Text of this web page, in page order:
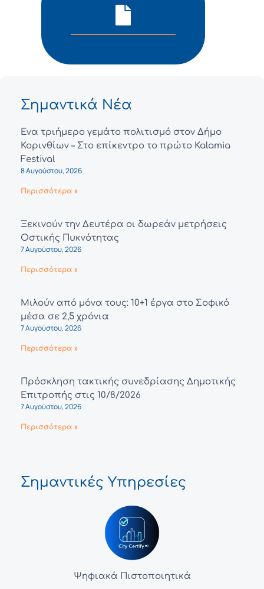
Σημαντικά Νέα
Ένα τριήμερο γεμάτο πολιτισμό στον Δήμο
Κορινθίων – Στο επίκεντρο το πρώτο Kalamia
Festival
8 Αυγούστου, 2026
Περισσότερα »
Ξεκινούν την Δευτέρα οι δωρεάν μετρήσεις
Οστικής Πυκνότητας
7 Αυγούστου, 2026
Περισσότερα »
Μιλούν από μόνα τους: 10+1 έργα στο Σοφικό
μέσα σε 2,5 χρόνια
7 Αυγούστου, 2026
Περισσότερα »
Πρόσκληση τακτικής συνεδρίασης Δημοτικής
Επιτροπής στις 10/8/2026
7 Αυγούστου, 2026
Περισσότερα »
Σημαντικές Υπηρεσίες
Ψηφιακά Πιστοποιητικά